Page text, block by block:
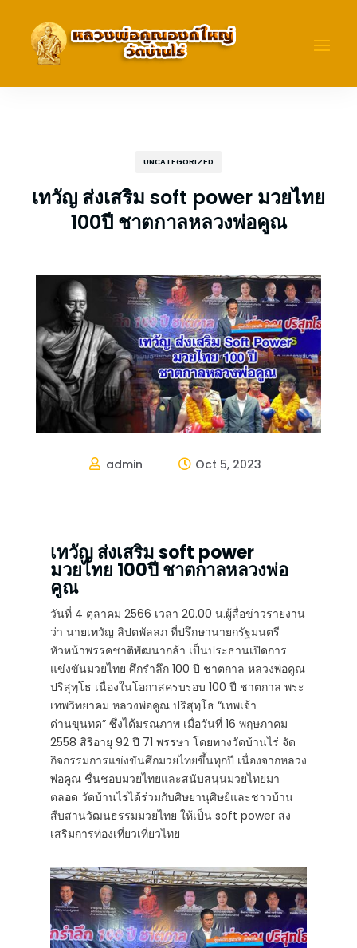
UNCATEGORIZED
เทวัญ ส่งเสริม soft power มวยไทย
100ปี ชาตกาลหลวงพ่อคูณ
 admin  Oct 5, 2023
เทวัญ ส่งเสริม soft power
มวยไทย 100ปี ชาตกาลหลวงพ่อ
คูณ
วันที่ 4 ตุลาคม 2566 เวลา 20.00 น.ผู้สื่อข่าวรายงาน
ว่า นายเทวัญ ลิปตพัลลภ ที่ปรึกษานายกรัฐมนตรี
หัวหน้าพรรคชาติพัฒนากล้า เป็นประธานเปิดการ
แข่งขันมวยไทย ศึกรำลึก 100 ปี ชาตกาล หลวงพ่อคูณ
ปริสุทฺโธ เนื่องในโอกาสครบรอบ 100 ปี ชาตกาล พระ
เทพวิทยาคม หลวงพ่อคูณ ปริสุทฺโธ “เทพเจ้า
ด่านขุนทด” ซึ่งได้มรณภาพ เมื่อวันที่ 16 พฤษภาคม
2558 สิริอายุ 92 ปี 71 พรรษา โดยทางวัดบ้านไร่ จัด
กิจกรรมการแข่งขันศึกมวยไทยขึ้นทุกปี เนื่องจากหลวง
พ่อคูณ ชื่นชอบมวยไทยและสนับสนุนมวยไทยมา
ตลอด วัดบ้านไร่ได้ร่วมกับศิษยานุศิษย์และชาวบ้าน
สืบสานวัฒนธรรมมวยไทย ให้เป็น soft power ส่ง
เสริมการท่องเที่ยวเที่ยวไทย